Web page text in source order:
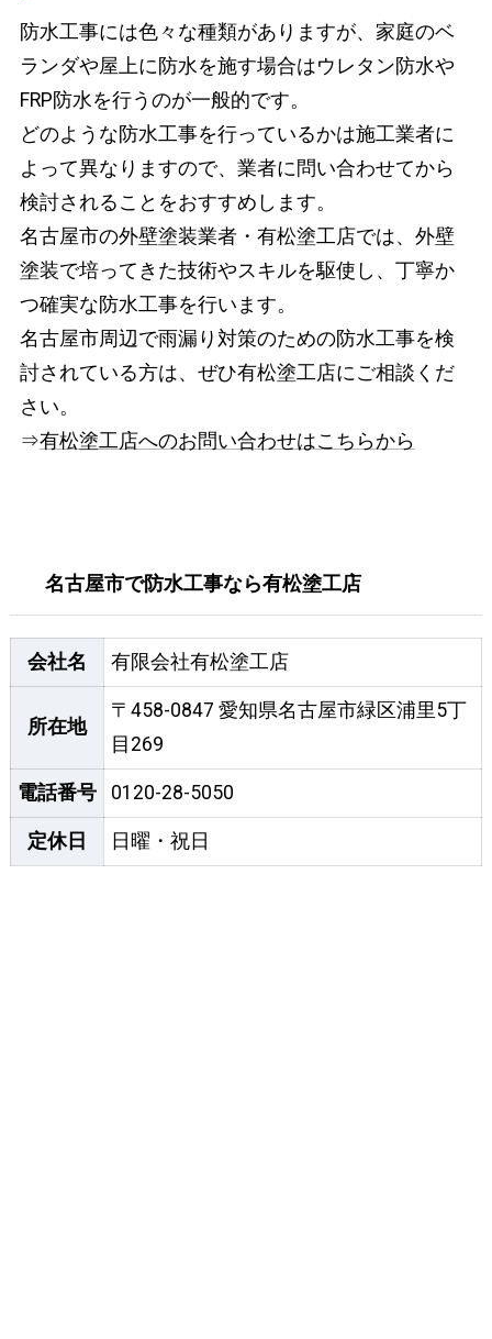
防水工事には色々な種類がありますが、家庭のベ
ランダや屋上に防水を施す場合はウレタン防水や
FRP防水を行うのが一般的です。
どのような防水工事を行っているかは施工業者に
よって異なりますので、業者に問い合わせてから
検討されることをおすすめします。
名古屋市の外壁塗装業者・有松塗工店では、外壁
塗装で培ってきた技術やスキルを駆使し、丁寧か
つ確実な防水工事を行います。
名古屋市周辺で雨漏り対策のための防水工事を検
討されている方は、ぜひ有松塗工店にご相談くだ
さい。
⇒有松塗工店へのお問い合わせはこちらから
名古屋市で防水工事なら有松塗工店
会社名 有限会社有松塗工店
所在地
〒458-0847 愛知県名古屋市緑区浦里5丁
目269
電話番号 0120-28-5050
定休日 日曜・祝日